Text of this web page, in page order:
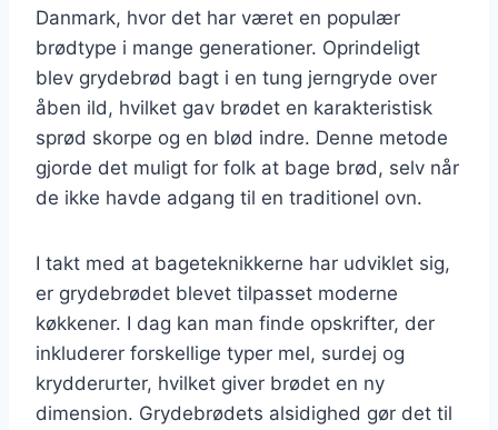
Danmark, hvor det har været en populær
brødtype i mange generationer. Oprindeligt
blev grydebrød bagt i en tung jerngryde over
åben ild, hvilket gav brødet en karakteristisk
sprød skorpe og en blød indre. Denne metode
gjorde det muligt for folk at bage brød, selv når
de ikke havde adgang til en traditionel ovn.
I takt med at bageteknikkerne har udviklet sig,
er grydebrødet blevet tilpasset moderne
køkkener. I dag kan man finde opskrifter, der
inkluderer forskellige typer mel, surdej og
krydderurter, hvilket giver brødet en ny
dimension. Grydebrødets alsidighed gør det til